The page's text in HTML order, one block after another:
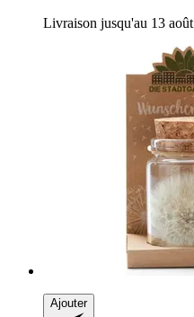
Livraison jusqu'au 13 août
Ajouter